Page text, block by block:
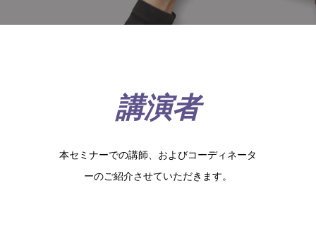
講演者
本セミナーでの講師、およびコーディネータ
ーのご紹介させていただきます。